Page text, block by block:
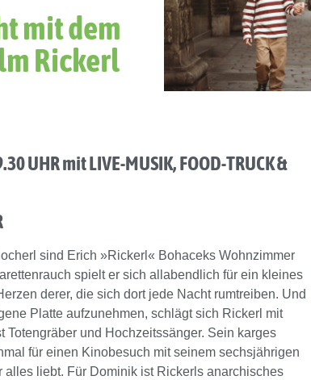
mit dem
Rickerl
UHR mit LIVE-MUSIK, FOOD-TRUCK &
sind Erich »Rickerl« Bohaceks Wohnzimmer
spielt er sich allabendlich für ein kleines
derer, die sich dort jede Nacht rumtreiben. Und
Platte aufzunehmen, schlägt sich Rickerl mit
Totengräber und Hochzeitssänger. Sein karges
für einen Kinobesuch mit seinem sechsjährigen
alles liebt. Für Dominik ist Rickerls anarchisches